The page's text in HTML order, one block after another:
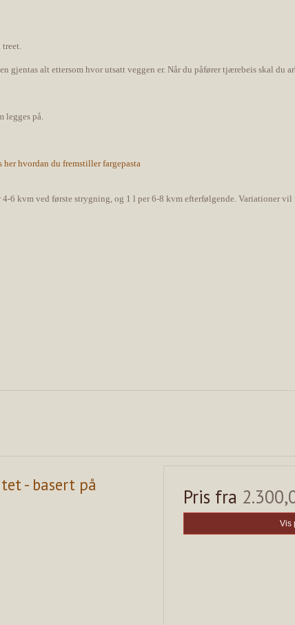
alt ettersom hvor utsatt veggen er. Når du påfører tjærebeis skal du
på.
her hvordan du fremstiller fargepasta
kvm ved første strygning, og 1 l per 6-8 kvm efterfølgende. Variationer vil
- basert på
Pris fra
Vis